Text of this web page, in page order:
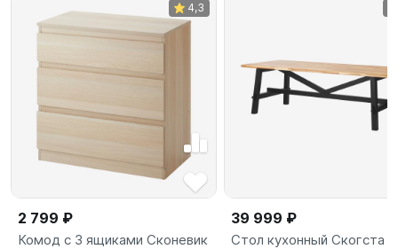
4,3
2 799 ₽
Комод с 3 ящиками Сконевик
39 999 ₽
Стол кухонный Скогста